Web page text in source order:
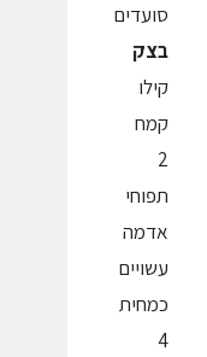
סועדים
בצק
קילו
קמח
2
תפוחי
אדמה
עשויים
כמחית
4